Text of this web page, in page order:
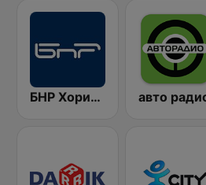
БНР Хоризонт (BNR Horizont) авто